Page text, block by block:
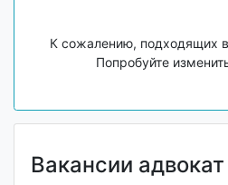
К сожалению, подходящих
Попробуйте
Вакансии адвокат